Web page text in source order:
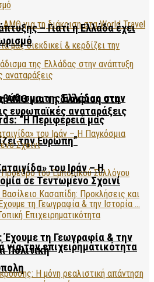
ΑΜΘ για τη διάκριση στα
“Η Περιφέρειά μας
την Ευρώπη”
για την επιχειρηματικότητα
– Γιατί η Ελλάδα έχει
της Ελλάδας στην
ευρωπαϊκές αναταράξεις
του Ιράν – Η
σε Τεντωμένο Σχοινί
τη Γεωγραφία & την
Πολιτική